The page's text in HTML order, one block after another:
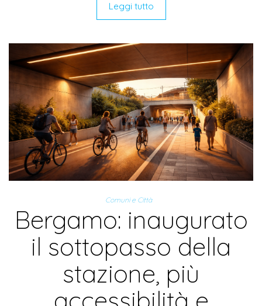
Leggi tutto
Comuni e Città
Bergamo: inaugurato
il sottopasso della
stazione, più